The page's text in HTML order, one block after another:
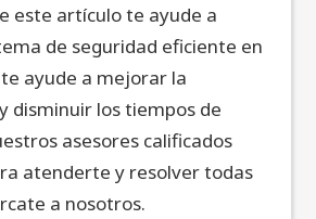
este artículo te ayude a
de seguridad eficiente en
ayude a mejorar la
disminuir los tiempos de
asesores calificados
atenderte y resolver todas
a nosotros.